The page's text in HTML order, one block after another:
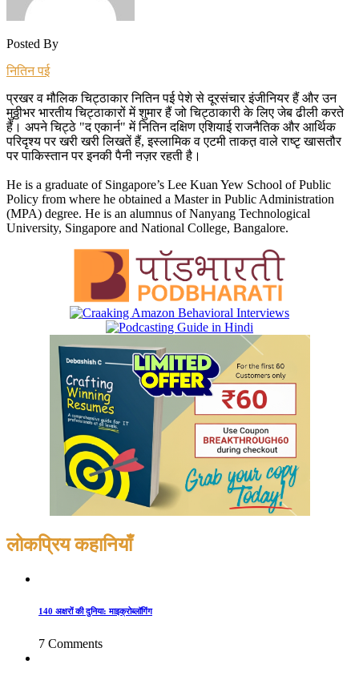
Posted By
नितिन पई
प्रखर व मौलिक चिट्ठाकार नितिन पई पेशे से दूरसंचार इंजीनियर हैं और उन
मुठ्ठीभर भारतीय चिट्ठाकारों में शुमार हैं जो चिट्ठाकारी के लिए जेब ढीली करते
हैं। अपने चिट्ठे "द एकार्न" में नितिन दक्षिण‍ एशियाई राजनैतिक और आर्थिक
परिदृश्य पर खरी खरी लिखतें हैं, इस्लामिक व एटमी ताकत़ वाले राष्टृ खासतौर
पर पाकिस्तान पर इनकी पैनी नज़र रहती है।
He is a graduate of Singapore’s Lee Kuan Yew School of Public
Policy from where he obtained a Master in Public Administration
(MPA) degree. He is an alumnus of Nanyang Technological
University, Singapore and National College, Bangalore.
लोकप्रिय कहानियाँ
140 अक्षरों की दुनिया: माइक्रोब्लॉगिंग
7 Comments